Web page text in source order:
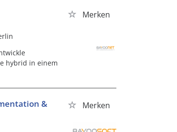
Merken
hybrid in einem
& Merken